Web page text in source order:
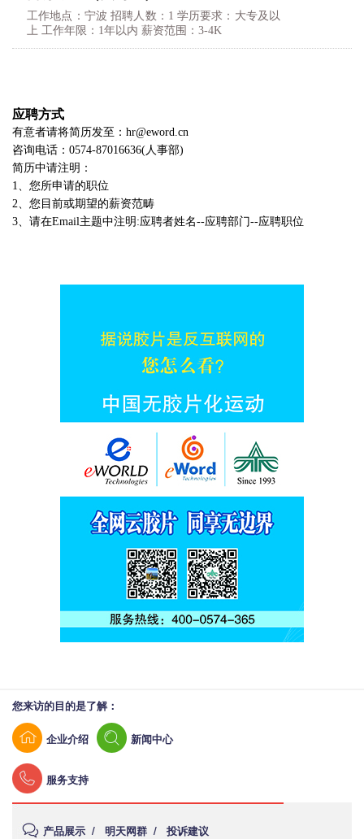
工作地点：宁波 招聘人数：1 学历要求：大专及以
上 工作年限：1年以内 薪资范围：3-4K
应聘方式
有意者请将简历发至：hr@eword.cn
咨询电话：0574-87016636(人事部)
简历中请注明：
1、您所申请的职位
2、您目前或期望的薪资范畴
3、请在Email主题中注明:应聘者姓名--应聘部门--应聘职位
您来访的目的是了解：
企业介绍 新闻中心
服务支持
产品展示 / 明天网群 / 投诉建议